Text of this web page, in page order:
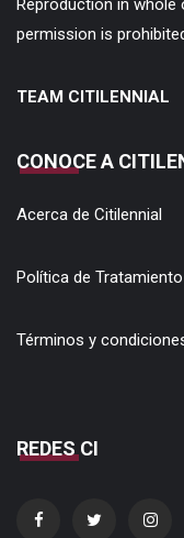
Reproduction in
permission is
TEAM CITILENNIAL
CONOCE A
Acerca de Citilennial
Política de
Términos y
REDES CI